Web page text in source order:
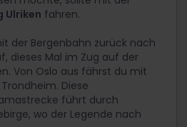
Ulriken fahren.
der Bergenbahn zurück nach
dieses Mal im Zug auf der
Von Oslo aus fährst du mit
Diese
führt durch
wo der Legende nach